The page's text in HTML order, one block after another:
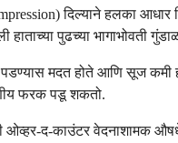
दिल्याने हलका
पुढच्या भागाभोवती
मदत होते आणि सूज कमी
फरक पडू शकतो.
ओव्हर-द-काउंटर